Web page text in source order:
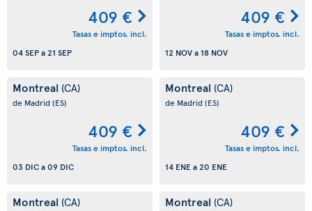
409 €
Tasas e imptos. incl.
04 SEPa21 SEP
409 €
Tasas e imptos. incl.
12 NOVa 18 NOV
Montreal (CA)
de Madrid(ES)
409 €
Tasas e imptos. incl.
03 DICa09 DIC
Montreal (CA)
de Madrid(ES)
409 €
Tasas e imptos. incl.
14 ENEa20 ENE
Montreal (CA) Montreal (CA)